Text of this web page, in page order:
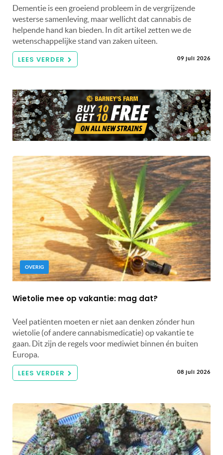
Dementie is een groeiend probleem in de vergrijzende
westerse samenleving, maar wellicht dat cannabis de
helpende hand kan bieden. In dit artikel zetten we de
wetenschappelijke stand van zaken uiteen.
LEES VERDER 09 juli 2026
OVERIG
Wietolie mee op vakantie: mag dat?
Veel patiënten moeten er niet aan denken zónder hun
wietolie (of andere cannabismedicatie) op vakantie te
gaan. Dit zijn de regels voor mediwiet binnen én buiten
Europa.
LEES VERDER 08 juli 2026